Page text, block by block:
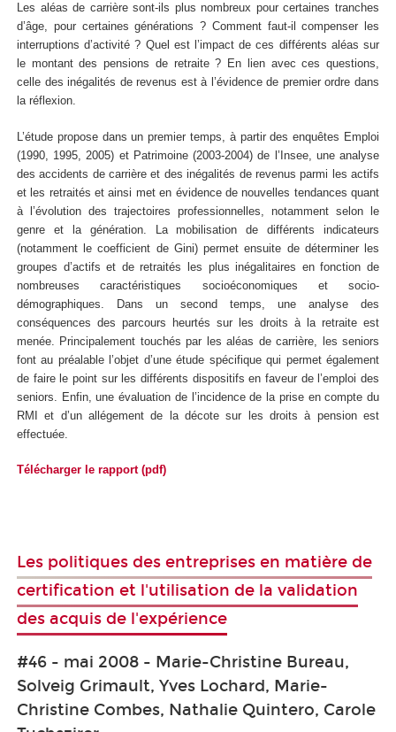
Les aléas de carrière sont-ils plus nombreux pour certaines tranches
d’âge, pour certaines générations ? Comment faut-il compenser les
interruptions d’activité ? Quel est l’impact de ces différents aléas sur
le montant des pensions de retraite ? En lien avec ces questions,
celle des inégalités de revenus est à l’évidence de premier ordre dans
la réflexion.
L’étude propose dans un premier temps, à partir des enquêtes Emploi
(1990, 1995, 2005) et Patrimoine (2003-2004) de l’Insee, une analyse
des accidents de carrière et des inégalités de revenus parmi les actifs
et les retraités et ainsi met en évidence de nouvelles tendances quant
à l’évolution des trajectoires professionnelles, notamment selon le
genre et la génération. La mobilisation de différents indicateurs
(notamment le coefficient de Gini) permet ensuite de déterminer les
groupes d’actifs et de retraités les plus inégalitaires en fonction de
nombreuses caractéristiques socioéconomiques et socio-
démographiques. Dans un second temps, une analyse des
conséquences des parcours heurtés sur les droits à la retraite est
menée. Principalement touchés par les aléas de carrière, les seniors
font au préalable l’objet d’une étude spécifique qui permet également
de faire le point sur les différents dispositifs en faveur de l’emploi des
seniors. Enfin, une évaluation de l’incidence de la prise en compte du
RMI et d’un allégement de la décote sur les droits à pension est
effectuée.
Télécharger le rapport (pdf)
Les politiques des entreprises en matière de
certification et l'utilisation de la validation
des acquis de l'expérience
#46 - mai 2008 - Marie-Christine Bureau,
Solveig Grimault, Yves Lochard, Marie-
Christine Combes, Nathalie Quintero, Carole